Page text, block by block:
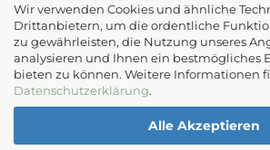
Wir verwenden Cookies und ähnliche
Drittanbietern, um die ordentliche
zu gewährleisten, die Nutzung unseres
analysieren und Ihnen ein bestmögliches
bieten zu können. Weitere Informationen
Datenschutzerklärung.
Alle Akzeptieren
2232 Deutsch-Wagram
Email: info@diepapierwerkstatt.at
Tel. +43 664 5261978
Kontaktformular